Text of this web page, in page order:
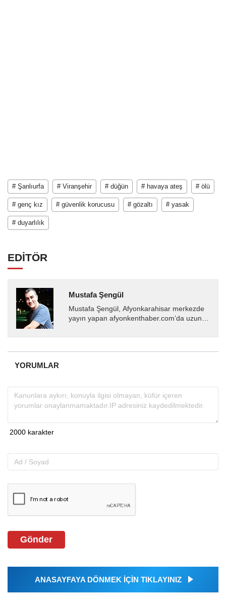
# Şanlıurfa # Viranşehir # düğün # havaya ateş # ölü
# genç kız # güvenlik korucusu # gözaltı # yasak
# duyarlılık
EDİTÖR
Mustafa Şengül
Mustafa Şengül, Afyonkarahisar merkezde
yayın yapan afyonkenthaber.com’da uzun
almakta, haber akışı...
YORUMLAR
Gönder
ANASAYFAYA DÖNMEK İÇİN TIKLAYINIZ